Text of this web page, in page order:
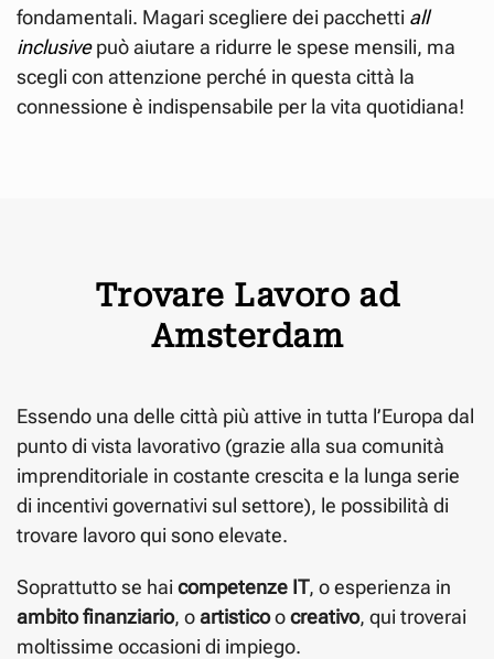
fondamentali. Magari scegliere dei pacchetti all
inclusivepuò aiutare a ridurre le spese mensili, ma
scegli con attenzione perché in questa città la
connessione è indispensabile per la vita quotidiana!
Trovare Lavoro ad
Amsterdam
Essendo una delle città più attive in tutta l’Europa dal
punto di vista lavorativo (grazie alla sua comunità
imprenditoriale in costante crescita e la lunga serie
di incentivi governativi sul settore), le possibilità di
trovare lavoro qui sono elevate.
Soprattutto se hai competenze IT, o esperienza in
ambito finanziario, oartisticoocreativo, qui troverai
moltissime occasioni di impiego.